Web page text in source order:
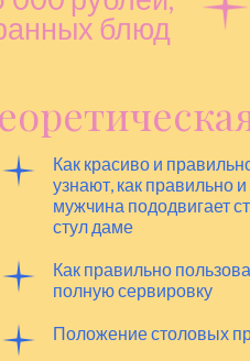
блюд
Как красиво и
узнают, как правильно и
мужчина пододвигает
стул даме
Как правильно
полную сервировку
Положение столовых